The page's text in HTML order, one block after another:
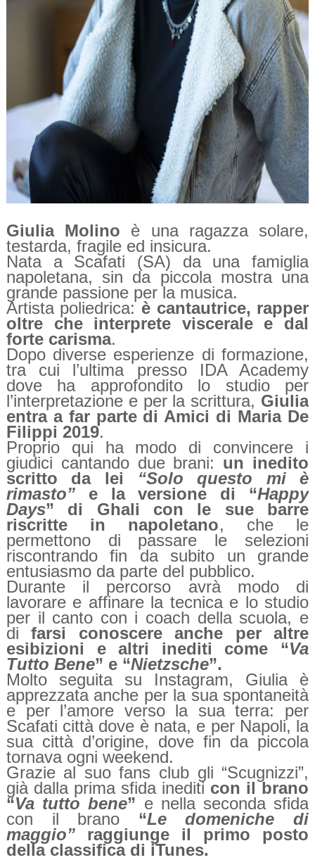
Giulia Molino è una ragazza solare,
testarda, fragile ed insicura.
Nata a Scafati (SA) da una famiglia
napoletana, sin da piccola mostra una
grande passione per la musica.
Artista poliedrica: è cantautrice, rapper
oltre che interprete viscerale e dal
forte carisma.
Dopo diverse esperienze di formazione,
tra cui l’ultima presso IDA Academy
dove ha approfondito lo studio per
l’interpretazione e per la scrittura, Giulia
entra a far parte di Amici di Maria De
Filippi 2019.
Proprio qui ha modo di convincere i
giudici cantando due brani: un inedito
scritto da lei “Solo questo mi è
rimasto”e la versione di “Happy
Days” di Ghali con le sue barre
riscritte in napoletano, che le
permettono di passare le selezioni
riscontrando fin da subito un grande
entusiasmo da parte del pubblico.
Durante il percorso avrà modo di
lavorare e affinare la tecnica e lo studio
per il canto con i coach della scuola, e
difarsi conoscere anche per altre
esibizioni e altri inediti come “Va
Tutto Bene” e “Nietzsche”.
Molto seguita su Instagram, Giulia è
apprezzata anche per la sua spontaneità
e per l’amore verso la sua terra: per
Scafati città dove è nata, e per Napoli, la
sua città d’origine, dove fin da piccola
tornava ogni weekend.
Grazie al suo fans club gli “Scugnizzi”,
già dalla prima sfida inediti con il brano
“Va tutto bene” e nella seconda sfida
con il brano
“Le domeniche di
maggio”raggiunge il primo posto
della classifica di iTunes.